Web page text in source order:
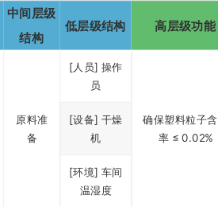
中间层级
结构
低层级结构 高层级功能
原料准
备
[人员] 操作
员
确保塑料粒子
率 ≤ 0.02%
[设备] 干燥
机
[环境] 车间
温湿度